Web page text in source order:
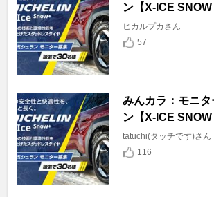
ン【X-ICE SNOW
ヒカルプカさん
57
みんカラ：モニ
ン【X-ICE SNOW
tatuchi(タッチです)さん
116